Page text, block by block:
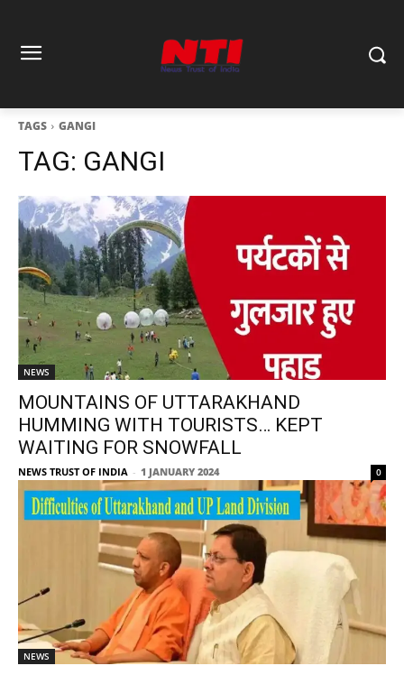
TAGS GANGI
TAG: GANGI
NEWS
MOUNTAINS OF UTTARAKHAND
HUMMING WITH TOURISTS… KEPT
WAITING FOR SNOWFALL
NEWS TRUST OF INDIA - 1 JANUARY 2024 0
NEWS